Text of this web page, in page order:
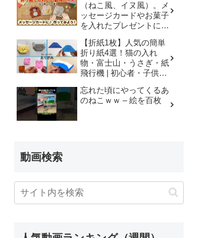
（ねこ風、イヌ風）。メ
ッセージカードやお菓子
を入れたプレゼントに。
【折紙1枚】人気の簡単
折り紙4選！猫の入れ
物・富士山・うさぎ・紙
飛行機 | 初心者・子供・
Easy Crafts | 摺紙 | 종이
접기 ひこうき ねこ
忘れた頃にやってくるあ
のねこｗｗ – 絵を百枚
動画検索